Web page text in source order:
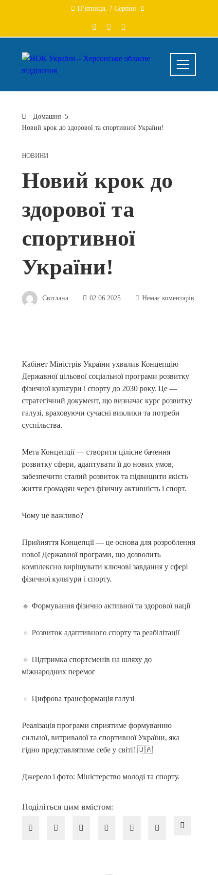
П’ятниця, 7 Серпня
Домашня
Новий крок до здорової та спортивної України!
НОВИНИ
Новий крок до
здорової та
спортивної
України!
Світлана 02.06.2025 Немає коментарів
Кабінет Міністрів України ухвалив Концепцію
Державної цільової соціальної програми розвитку
фізичної культури і спорту до 2030 року. Це —
стратегічний документ, що визначає курс розвитку
галузі, враховуючи сучасні виклики та потреби
суспільства.
Мета Концепції — створити цілісне бачення
розвитку сфери, адаптувати її до нових умов,
забезпечити сталий розвиток та підвищити якість
життя громадян через фізичну активність і спорт.
Чому це важливо?
Прийняття Концепції — це основа для розроблення
нової Державної програми, що дозволить
комплексно вирішувати ключові завдання у сфері
фізичної культури і спорту.
🔹 Формування фізично активної та здорової нації
🔹 Розвиток адаптивного спорту та реабілітації
🔹 Підтримка спортсменів на шляху до
міжнародних перемог
🔹 Цифрова трансформація галузі
Реалізація програми сприятиме формуванню
сильної, витривалої та спортивної України, яка
гідно представлятиме себе у світі! 🇺🇦
Джерело і фото: Міністерство молоді та спорту.
Поділіться цим вмістом: